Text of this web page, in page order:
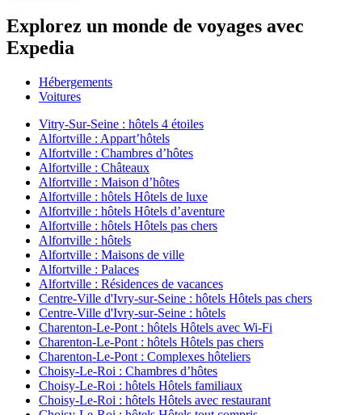
Explorez un monde de voyages avec
Expedia
Hébergements
Voitures
Vitry-Sur-Seine : hôtels 4 étoiles
Alfortville : Appart’hôtels
Alfortville : Chambres d’hôtes
Alfortville : Châteaux
Alfortville : Maison d’hôtes
Alfortville : hôtels Hôtels de luxe
Alfortville : hôtels Hôtels d’aventure
Alfortville : hôtels Hôtels pas chers
Alfortville : hôtels
Alfortville : Maisons de ville
Alfortville : Palaces
Alfortville : Résidences de vacances
Centre-Ville d'Ivry-sur-Seine : hôtels Hôtels pas chers
Centre-Ville d'Ivry-sur-Seine : hôtels
Charenton-Le-Pont : hôtels Hôtels avec Wi-Fi
Charenton-Le-Pont : hôtels Hôtels pas chers
Charenton-Le-Pont : Complexes hôteliers
Choisy-Le-Roi : Chambres d’hôtes
Choisy-Le-Roi : hôtels Hôtels familiaux
Choisy-Le-Roi : hôtels Hôtels avec restaurant